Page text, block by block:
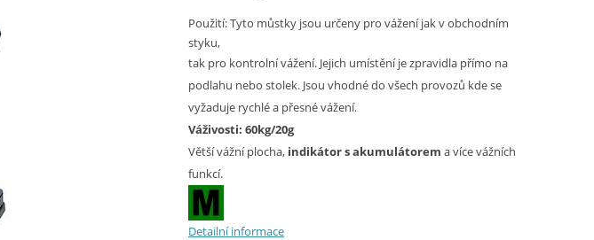
Použití: Tyto můstky jsou určeny pro vážení jak v obchodním
styku,
tak pro kontrolní vážení. Jejich umístění je zpravidla přímo na
podlahu nebo stolek. Jsou vhodné do všech provozů kde se
vyžaduje rychlé a přesné vážení.
Váživosti: 60kg/20g
Větší vážní plocha, indikátor s akumulátorem a více vážních
funkcí.
Detailní informace